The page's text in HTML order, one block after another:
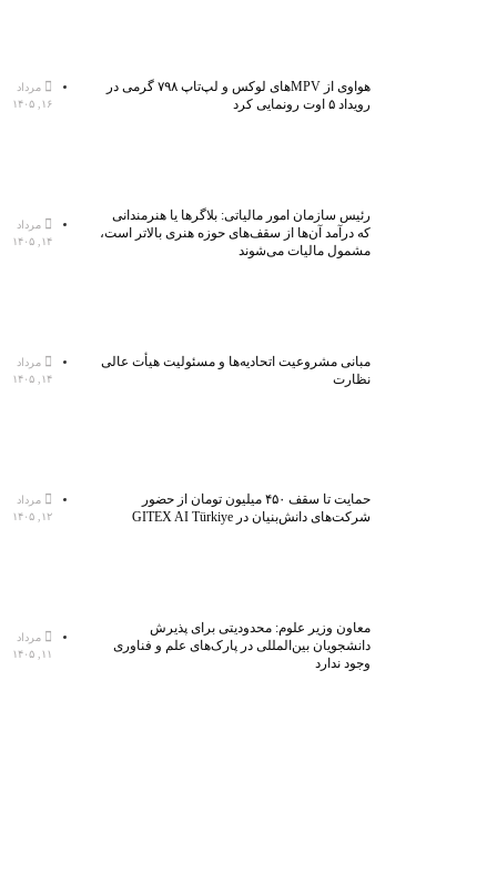
هواوی از MPVهای لوکس و لپ‌تاپ ۷۹۸ گرمی در
رویداد ۵ اوت رونمایی کرد
مرداد
۱۶, ۱۴۰۵
رئیس سازمان امور مالیاتی: بلاگر‌ها یا هنرمندانی
که درآمد آن‌ها از سقف‌های حوزه هنری بالاتر است،
مشمول مالیات می‌شوند
مرداد
۱۴, ۱۴۰۵
مبانی مشروعیت اتحادیه‌ها و مسئولیت هیأت عالی
نظارت
مرداد
۱۴, ۱۴۰۵
حمایت تا سقف ۴۵۰ میلیون تومان از حضور
شرکت‌های دانش‌بنیان در GITEX AI Türkiye
مرداد
۱۲, ۱۴۰۵
معاون وزیر علوم: محدودیتی برای پذیرش
دانشجویان بین‌المللی در پارک‌های علم و فناوری
وجود ندارد
مرداد
۱۱, ۱۴۰۵